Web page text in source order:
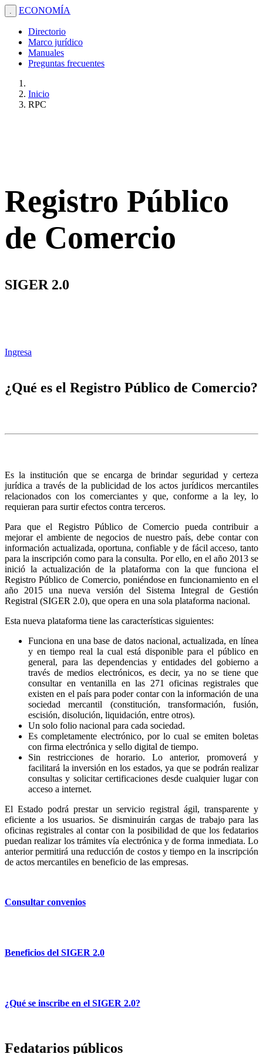
. ECONOMÍA
Directorio
Marco jurídico
Manuales
Preguntas frecuentes
Inicio
RPC
Registro Público
de Comercio
SIGER 2.0
Ingresa
¿Qué es el Registro Público de Comercio?
Es la institución que se encarga de brindar seguridad y certeza
jurídica a través de la publicidad de los actos jurídicos mercantiles
relacionados con los comerciantes y que, conforme a la ley, lo
requieran para surtir efectos contra terceros.
Para que el Registro Público de Comercio pueda contribuir a
mejorar el ambiente de negocios de nuestro país, debe contar con
información actualizada, oportuna, confiable y de fácil acceso, tanto
para la inscripción como para la consulta. Por ello, en el año 2013 se
inició la actualización de la plataforma con la que funciona el
Registro Público de Comercio, poniéndose en funcionamiento en el
año 2015 una nueva versión del Sistema Integral de Gestión
Registral (SIGER 2.0), que opera en una sola plataforma nacional.
Esta nueva plataforma tiene las características siguientes:
Funciona en una base de datos nacional, actualizada, en línea
y en tiempo real la cual está disponible para el público en
general, para las dependencias y entidades del gobierno a
través de medios electrónicos, es decir, ya no se tiene que
consultar en ventanilla en las 271 oficinas registrales que
existen en el país para poder contar con la información de una
sociedad mercantil (constitución, transformación, fusión,
escisión, disolución, liquidación, entre otros).
Un solo folio nacional para cada sociedad.
Es completamente electrónico, por lo cual se emiten boletas
con firma electrónica y sello digital de tiempo.
Sin restricciones de horario. Lo anterior, promoverá y
facilitará la inversión en los estados, ya que se podrán realizar
consultas y solicitar certificaciones desde cualquier lugar con
acceso a internet.
El Estado podrá prestar un servicio registral ágil, transparente y
eficiente a los usuarios. Se disminuirán cargas de trabajo para las
oficinas registrales al contar con la posibilidad de que los fedatarios
puedan realizar los trámites vía electrónica y de forma inmediata. Lo
anterior permitirá una reducción de costos y tiempo en la inscripción
de actos mercantiles en beneficio de las empresas.
Consultar convenios
Beneficios del SIGER 2.0
¿Qué se inscribe en el SIGER 2.0?
Fedatarios públicos